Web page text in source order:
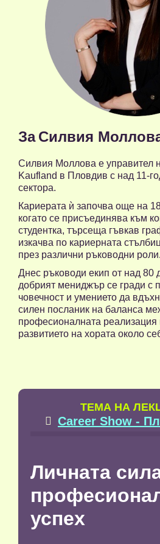
За Силвия
Силвия Моллова е управител
Kaufland в Пловдив с над 11-
сектора.
Кариерата ѝ започва още на
когато се присъединява към
студентка, търсеща гъвкав
изкачва по кариерната
през различни ръководни роли.
Днес ръководи екип от над 80
добрият мениджър се гради с
човечност и умението да
силен посланик на баланса
професионалната
развитието на хората около
TЕМА НА
 Career Show -
Личната
успех